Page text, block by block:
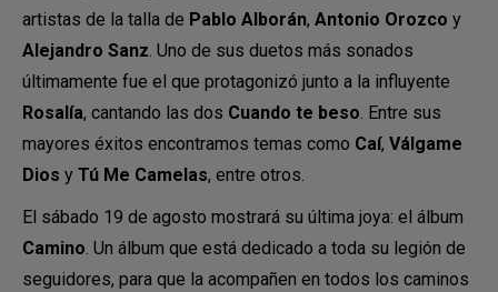
artistas de la talla de Pablo Alborán, Antonio Orozco y
Alejandro Sanz . Uno de sus duetos más sonados
últimamente fue el que protagonizó junto a la influyente
Rosalía, cantando las dos Cuando te beso . Entre sus
mayores éxitos encontramos temas como Caí, Válgame
Dios y Tú Me Camelas, entre otros.
El sábado 19 de agosto mostrará su última joya: el álbum
Camino . Un álbum que está dedicado a toda su legión de
seguidores, para que la acompañen en todos los caminos